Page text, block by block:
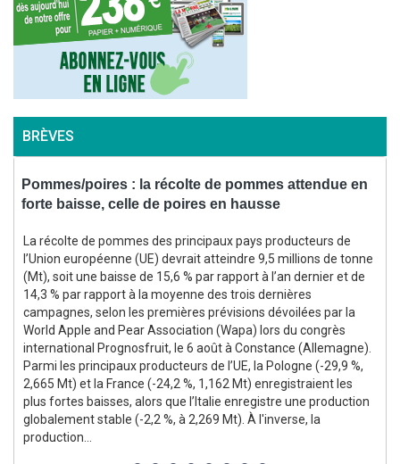
BRÈVES
Pommes/poires : la récolte de pommes attendue en
forte baisse, celle de poires en hausse
La récolte de pommes des principaux pays producteurs de
l’Union européenne (UE) devrait atteindre 9,5 millions de tonne
(Mt), soit une baisse de 15,6 % par rapport à l’an dernier et de
14,3 % par rapport à la moyenne des trois dernières
campagnes, selon les premières prévisions dévoilées par la
World Apple and Pear Association (Wapa) lors du congrès
international Prognosfruit, le 6 août à Constance (Allemagne).
Parmi les principaux producteurs de l’UE, la Pologne (-29,9 %,
2,665 Mt) et la France (-24,2 %, 1,162 Mt) enregistraient les
plus fortes baisses, alors que l’Italie enregistre une production
globalement stable (-2,2 %, à 2,269 Mt). À l'inverse, la
production...